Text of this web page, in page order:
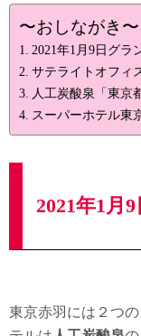
〜おしながき〜
2021年1月9日グラ
サテライトオフィ
人工炭酸泉「東京
スーパーホテル東
2021年1月
東京赤羽には２つ